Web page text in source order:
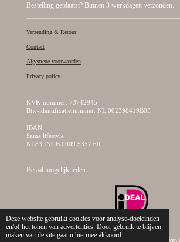
Deze website gebruikt cookies voor analyse-doeleinden
en/of het tonen van advertenties. Door gebruik te blijven
maken van de site gaat u hiermee akkoord.
Bestelling geplaatst? Binnen 3 werkdagen verzonden.
Verzending & Retour
Contact
Algemene voorwaarden
Privacy policy
KVK-nummer: 73742945
Btw-identificatienummer: NL 002398419B03
IBAN:
Sama lifestyle
NL83 INGB 0009 5357 60
Betaal mogelijkheden
© 2019 - 2026 Sama Lifestyle, dé creatieve kralen webshop van